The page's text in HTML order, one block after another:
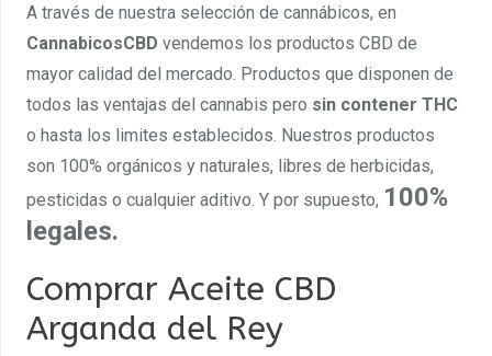
A través de nuestra selección de cannábicos, en
CannabicosCBD vendemos los productos CBD de
mayor calidad del mercado. Productos que disponen de
todos las ventajas del cannabis pero sin contener THC
o hasta los limites establecidos. Nuestros productos
son 100% orgánicos y naturales, libres de herbicidas,
pesticidas o cualquier aditivo. Y por supuesto, 100%
legales.
Comprar Aceite CBD
Arganda del Rey